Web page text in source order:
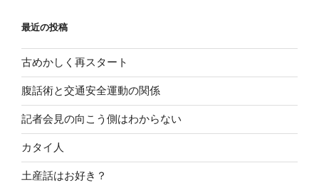
最近の投稿
古めかしく再スタート
腹話術と交通安全運動の関係
記者会見の向こう側はわからない
カタイ人
土産話はお好き？